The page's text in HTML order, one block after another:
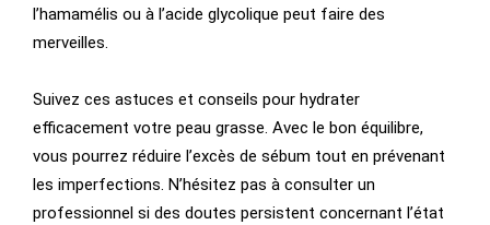
l’hamamélis ou à l’acide glycolique peut faire des
merveilles.
Suivez ces astuces et conseils pour hydrater
efficacement votre peau grasse. Avec le bon équilibre,
vous pourrez réduire l’excès de sébum tout en prévenant
les imperfections. N’hésitez pas à consulter un
professionnel si des doutes persistent concernant l’état